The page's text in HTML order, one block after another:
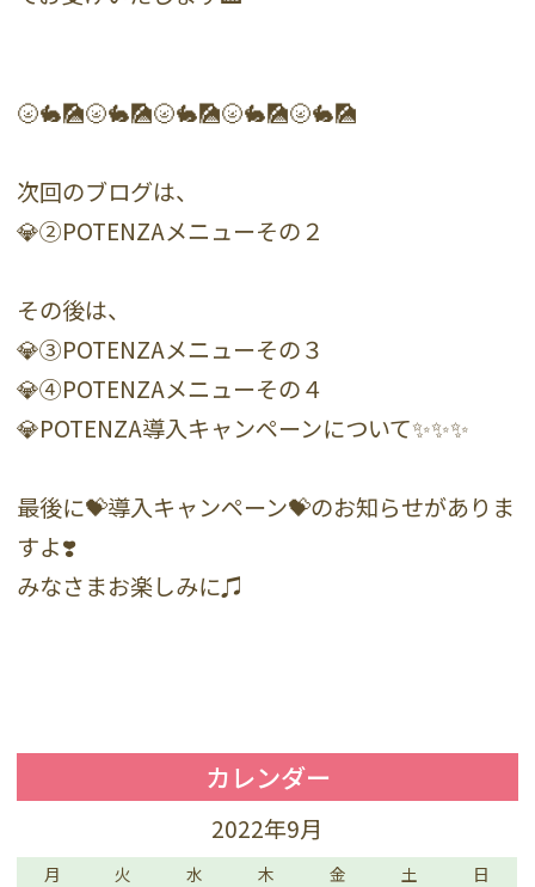
🌝🐇🎑🌝🐇🎑🌝🐇🎑🌝🐇🎑🌝🐇🎑
次回のブログは、
💎②POTENZAメニューその２
その後は、
💎③POTENZAメニューその３
💎④POTENZAメニューその４
💎POTENZA導入キャンペーンについて✨✨✨
最後に💝導入キャンペーン💝のお知らせがありま
すよ❣️
みなさまお楽しみに♫
カレンダー
2022年9月
月 火 水 木 金 土 日